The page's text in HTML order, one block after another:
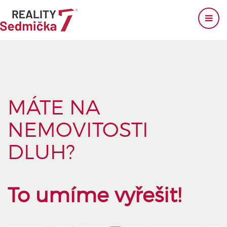
MÁTE NA
NEMOVITOSTI
DLUH?
To umíme vyřešit!